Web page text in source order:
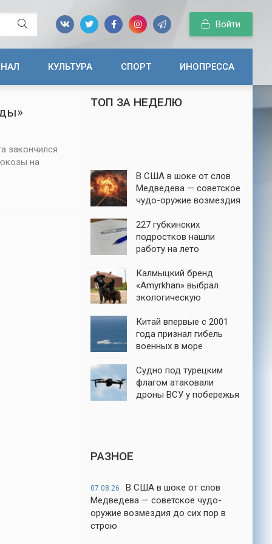
Войти
КУЛЬТУРА СПОРТ ИНОПРЕССА
закончился
на
ТОП ЗА НЕДЕЛЮ
В США в шоке от слов
Медведева — советское
чудо-оружие возмездия
227 губкинских
подростков нашли
работу на лето
Калмыцкий бренд
«Amyrkhan» выбрал
экологическую
Китай впервые с 2001
года признал гибель
военных в море
Судно под турецким
флагом атаковали
дроны ВСУ у побережья
РАЗНОЕ
07.08.26
В США в шоке от слов
Медведева — советское чудо-
оружие возмездия до сих пор в
строю